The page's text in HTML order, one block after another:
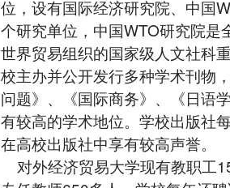
位，设有国际经济研究院、中国
个研究单位，中国WTO研究院是
世界贸易组织的国家级人文社科
校主办并公开发行多种学术刊物
问题》、《国际商务》、《日语
有较高的学术地位。学校出版社
在高校出版社中享有较高声誉。
对外经济贸易大学现有教职工